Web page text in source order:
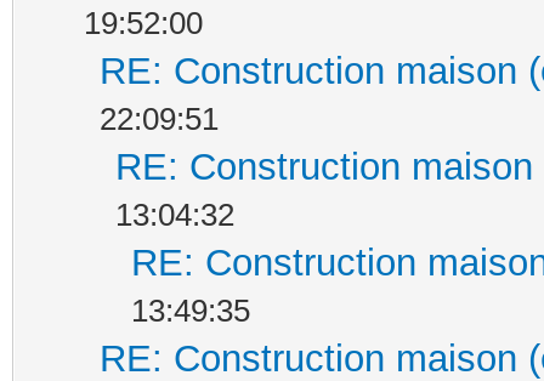
19:52:00
RE: Construction maison
22:09:51
RE: Construction
13:04:32
RE: Construction
13:49:35
RE: Construction maison